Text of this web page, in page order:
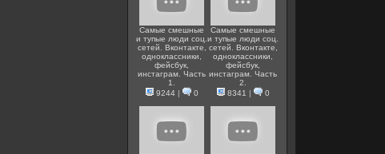
Самые смешные
и тупые люди соц.
сетей. Вконтакте,
одноклассники,
фейсбук,
инстаграм. Часть
1.
9244| 0
Самые смешные
и тупые люди соц.
сетей. Вконтакте,
одноклассники,
фейсбук,
инстаграм. Часть
2.
8341 | 0